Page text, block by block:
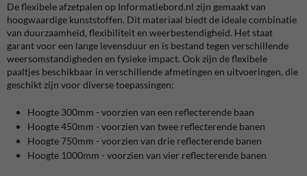
De flexibele afzetpalen op Informatiebord.nl zijn gemaakt van
hoogwaardige kunststoffen. Dit materiaal biedt de ideale combinatie
van duurzaamheid, flexibiliteit en weerbestendigheid. Het staat
garant voor een lange levensduur en is bestand tegen verschillende
weersomstandigheden en fysieke impact. Ook zijn de flexibele
paaltjes beschikbaar in verschillende afmetingen en uitvoeringen, die
geschikt zijn voor diverse toepassingen:
Hoogte 300mm - voorzien van een reflecterende baan
Hoogte 450mm - voorzien van twee reflecterende banen
Hoogte 750mm - voorzien van drie reflecterende banen
Hoogte 1000mm - voorzien van vier reflecterende banen